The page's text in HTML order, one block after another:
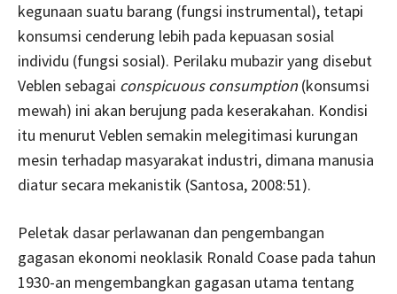
kegunaan suatu barang (fungsi instrumental), tetapi
konsumsi cenderung lebih pada kepuasan sosial
individu (fungsi sosial). Perilaku mubazir yang disebut
Veblen sebagai conspicuous consumption (konsumsi
mewah) ini akan berujung pada keserakahan. Kondisi
itu menurut Veblen semakin melegitimasi kurungan
mesin terhadap masyarakat industri, dimana manusia
diatur secara mekanistik (Santosa, 2008:51).
Peletak dasar perlawanan dan pengembangan
gagasan ekonomi neoklasik Ronald Coase pada tahun
1930-an mengembangkan gagasan utama tentang